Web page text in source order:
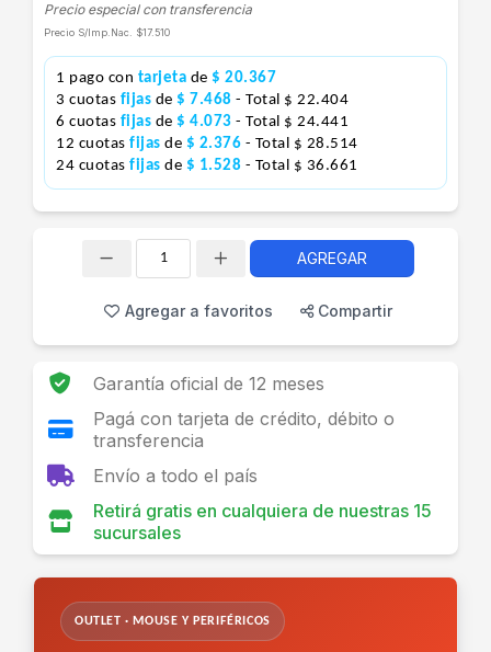
Precio especial con transferencia
Precio S/Imp.Nac. $17.510
1 pago con tarjeta de $ 20.367
3 cuotas fijas de $ 7.468 - Total $ 22.404
6 cuotas fijas de $ 4.073 - Total $ 24.441
12 cuotas fijas de $ 2.376 - Total $ 28.514
24 cuotas fijas de $ 1.528 - Total $ 36.661
AGREGAR
Agregar a favoritos Compartir
Garantía oficial de 12 meses
Pagá con tarjeta de crédito, débito o
transferencia
Envío a todo el país
Retirá gratis en cualquiera de nuestras 15
sucursales
OUTLET · MOUSE Y PERIFÉRICOS